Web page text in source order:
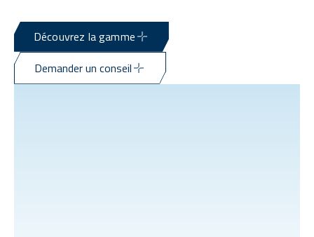
Découvrez la gamme
Demander un conseil